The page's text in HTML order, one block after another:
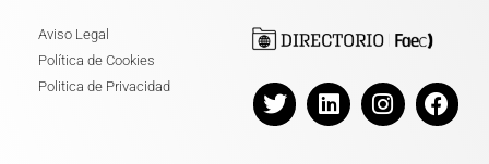
Aviso Legal
Política de Cookies
Politica de Privacidad